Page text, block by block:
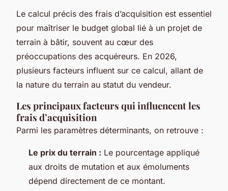
Le calcul précis des frais d’acquisition est essentiel
pour maîtriser le budget global lié à un projet de
terrain à bâtir, souvent au cœur des
préoccupations des acquéreurs. En 2026,
plusieurs facteurs influent sur ce calcul, allant de
la nature du terrain au statut du vendeur.
Les principaux facteurs qui influencent les
frais d’acquisition
Parmi les paramètres déterminants, on retrouve :
Le prix du terrain : Le pourcentage appliqué
aux droits de mutation et aux émoluments
dépend directement de ce montant.